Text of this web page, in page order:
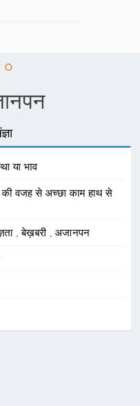
या भाव
की वजह से अच्छा काम हाथ से
,बेख़बरी , अजानपन